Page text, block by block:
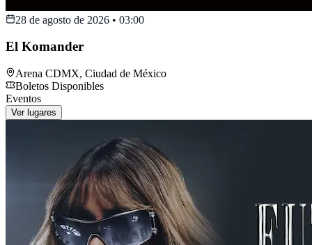
28 de agosto de 2026 • 03:00
El Komander
Arena CDMX, Ciudad de México
Boletos Disponibles
Eventos
Ver lugares